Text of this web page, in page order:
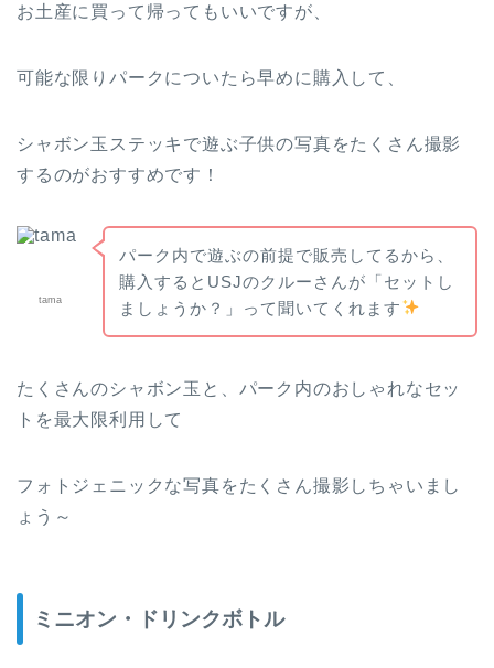
お土産に買って帰ってもいいですが、
可能な限りパークについたら早めに購入して、
シャボン玉ステッキで遊ぶ子供の写真をたくさん撮影
するのがおすすめです！
tama
パーク内で遊ぶの前提で販売してるから、
購入するとUSJのクルーさんが「セットし
ましょうか？」って聞いてくれます
たくさんのシャボン玉と、パーク内のおしゃれなセッ
トを最大限利用して
フォトジェニックな写真をたくさん撮影しちゃいまし
ょう～
ミニオン・ドリンクボトル